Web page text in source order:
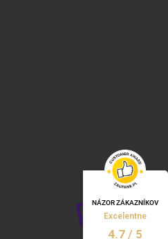
NÁZOR ZÁKAZNÍKOV
Excelentne
4.7 / 5